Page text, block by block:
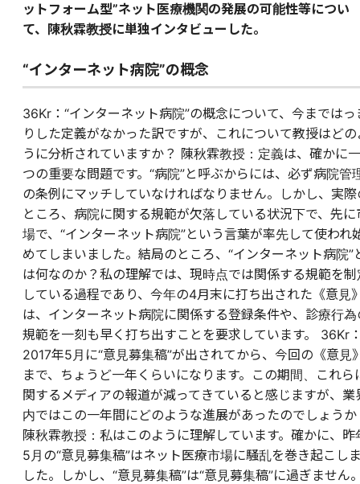
ットフォーム型”ネット医療機関の発展の可能性等につい
て、陳秋霖教授に単独インタビューした。
“インターネット病院”の概念
36Kr：“インターネット病院”の概念について、今まではっ
りした定義がなかった訳ですが、これについて教授はどの
うに分析されていますか？ 陳秋霖教授：定義は、確かに一
つの重要な問題です。“病院”と呼ぶからには、必ず病院管
の条例にマッチしていなければなりません。しかし、実際
ところ、病院に関する規範が欠落している状況下で、先に
場で、“インターネット病院”という言葉が率先して使われ
めてしまいました。結局のところ、“インターネット病院”
は何なのか？私の理解では、現時点では関係する規範を制
している過程であり、今年の4月末に打ち出された《意見
は、インターネット病院に関係する登録条件や、診療行為
規範を一刻も早く打ち出すことを要求しています。 36Kr
2017年5月に“意見募集稿”が出されてから、今回の《意見
まで、ちょうど一年くらいになります。この期間、これら
関するメディアの報道が減ってきていると感じますが、業
内ではこの一年間にどのような進展があったのでしょうか
陳秋霖教授：私はこのように理解しています。確かに、昨
5月の“意見募集稿”はネット医療市場に騒乱を巻き起こし
した。しかし、“意見募集稿”は“意見募集稿”に過ぎません